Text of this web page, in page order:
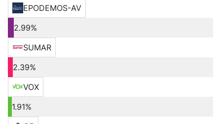
EPODEMOS-AV
2.99%
SUMAR
2.39%
VOX
1.91%